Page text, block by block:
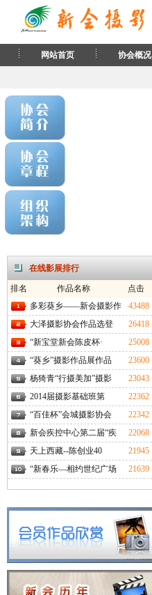
网站首页 协会概况
在线影展排行
排名 作品名称
点击
多彩葵乡——新会摄影作
43488
大泽摄影协会作品选登
26418
“新宝堂新会陈皮杯·
25008
“葵乡”摄影作品展作品
23600
杨猗青“行摄美加”摄影
23043
2014届摄影基础班第
22362
“百佳杯”会城摄影协会
22342
新会疾控中心第二届“疾
22068
天上西藏--陈创业40
21945
“新春乐—相约世纪广场
21639